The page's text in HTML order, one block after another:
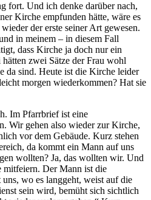
fort. Und ich denke darüber nach,
Kirche empfunden hätte, wäre es
der erste seiner Art gewesen.
in meinem – in diesem Fall
dass Kirche ja doch nur ein
zwei Sätze der Frau wohl
da sind. Heute ist die Kirche leider
morgen wiederkommen? Hat sie
Im Pfarrbrief ist eine
Wir gehen also wieder zur Kirche,
vor dem Gebäude. Kurz stehen
da kommt ein Mann auf uns
wollten? Ja, das wollten wir. Und
mitfeiern. Der Mann ist die
wo es langgeht, weist auf die
sein wird, bemüht sich sichtlich